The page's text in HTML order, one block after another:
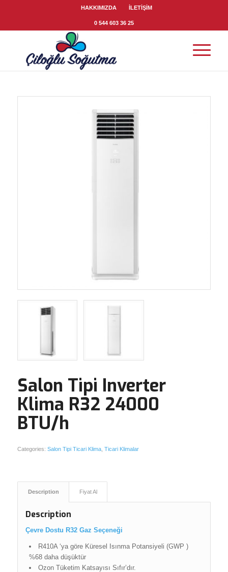
HAKKIMIZDA İLETİŞİM
0 544 603 36 25
Salon Tipi Inverter
Klima R32 24000
BTU/h
Categories: Salon Tipi Ticari Klima, Ticari Klimalar
Description Fiyat Al
Description
Çevre Dostu R32 Gaz Seçeneği
R410A ‘ya göre Küresel Isınma Potansiyeli (GWP )
%68 daha düşüktür
Ozon Tüketim Katsayısı Sıfır’dır.